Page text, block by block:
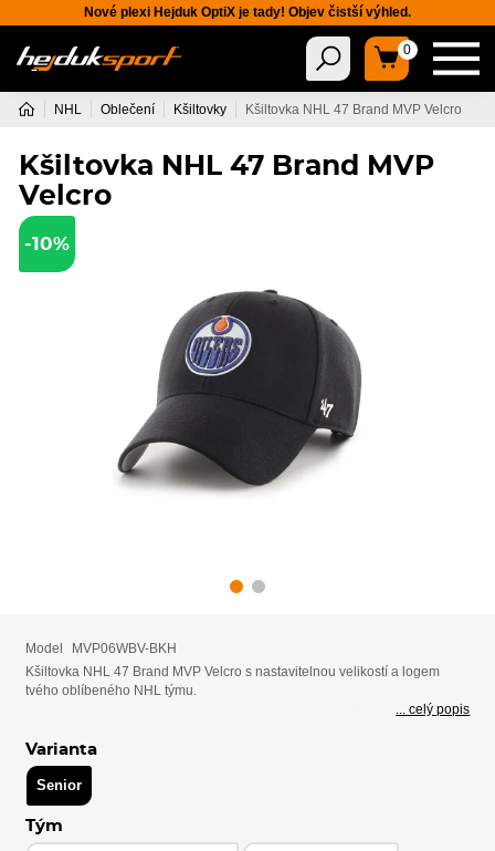
Nové plexi Hejduk OptiX je tady! Objev čistší výhled.
0
NHL Oblečení Kšiltovky Kšiltovka NHL 47 Brand MVP Velcro
Kšiltovka NHL 47 Brand MVP
Velcro
-10%
Model
MVP06WBV-BKH
Kšiltovka NHL 47 Brand MVP Velcro s nastavitelnou velikostí a logem
tvého oblíbeného NHL týmu.
... celý popis
Varianta
Senior
Tým